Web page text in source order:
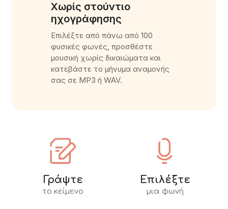
Χωρίς στούντιο
ηχογράφησης
Επιλέξτε από πάνω από 100
φυσικές φωνές, προσθέστε
μουσική χωρίς δικαιώματα και
κατεβάστε το μήνυμα αναμονής
σας σε MP3 ή WAV.
Γράψτε
το κείμενο
Επιλέξτε
μια φωνή